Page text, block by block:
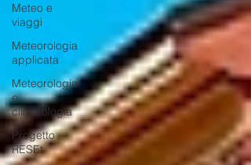
Meteo e
viaggi
Meteorologia
applicata
Meteorologia
e
climatologia
Progetto
RESEt